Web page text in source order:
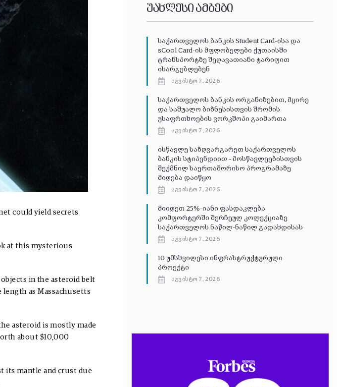
could yield secrets
at this mysterious
in the asteroid belt
as Massachusetts
asteroid is mostly made
about $10,000
its mantle and crust due
უახლესი ამბები
საქართველოს ბანკის Student Card-ისა და
sCool Card-ის მფლობელები ქუთაისში
ტრანსპორტზე შეღავათიანი ტარიფით
ისარგებლებენ
აგვისტო 7, 2026
საქართველოს ბანკის ორგანიზებით, მცირე
და საშუალო ბიზნესისთვის შრომის
უსაფრთხოების ვორკშოპი გაიმართა
აგვისტო 7, 2026
ისწავლე საზღვარგარეთ საქართველოს
ბანკის სტიპენდიით – მოსწავლეებისთვის
შექმნილ საერთაშორისო პროგრამაზე
მიღება დაიწყო
აგვისტო 7, 2026
მიიღეთ 25%-იანი ფასდაკლება
კომფორტერში შერჩეულ კოლექციაზე
საქართველოს ნაწილ-ნაწილ გადახდისას
აგვისტო 7, 2026
10 უმსხვილესი ინფრასტრუქტურული
პროექტი
აგვისტო 7, 2026